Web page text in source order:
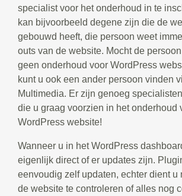
specialist voor het onderhoud in te
kan bijvoorbeeld degene zijn die de
gebouwd heeft, die persoon weet
outs van de website. Mocht de
geen onderhoud voor WordPress
kunt u ook een ander persoon vinden
Multimedia. Er zijn genoeg
die u graag voorzien in het onderhoud
WordPress website!
Wanneer u in het WordPress
eigenlijk direct of er updates zijn.
eenvoudig zelf updaten, echter dient u
de website te controleren of alles nog